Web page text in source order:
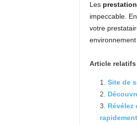
Les
impeccable.
votre
Article relatifs
Site de
Révélez
rapidement